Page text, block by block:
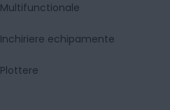
Multifunctionale
Inchiriere echipamente
Plottere